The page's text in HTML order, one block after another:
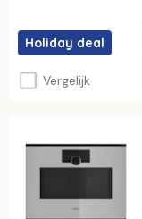
Holiday deal
Vergelijk